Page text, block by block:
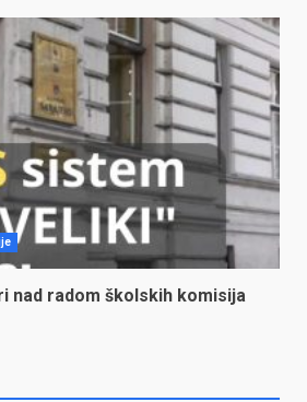
nad radom školskih komisija